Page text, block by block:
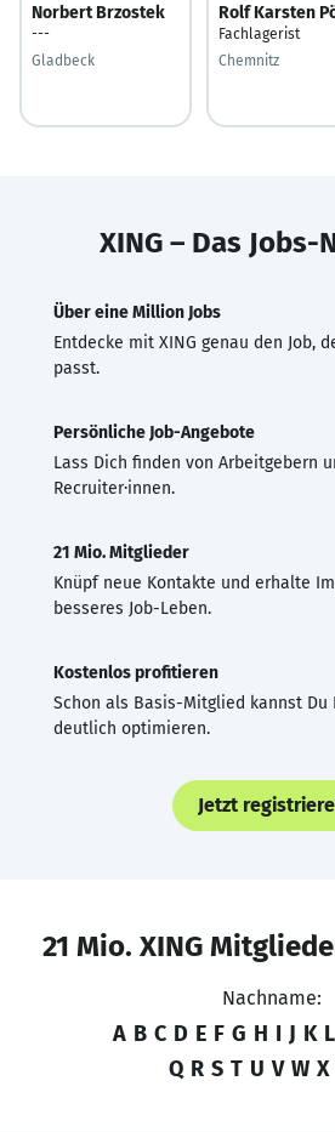
Norbert Brzostek
---
Gladbeck
Rolf Karsten
Fachlagerist
Chemnitz
XING – Das
Über eine Million Jobs
Entdecke mit XING genau den Job,
passt.
Persönliche Job-Angebote
Lass Dich finden von Arbeitgebern
Recruiter·innen.
21 Mio. Mitglieder
Knüpf neue Kontakte und erhalte
besseres Job-Leben.
Kostenlos profitieren
Schon als Basis-Mitglied kannst Du
deutlich optimieren.
Jetzt
21 Mio. XING
Nachname:
A B C D E F G H I J K L
Q R S T U V W X